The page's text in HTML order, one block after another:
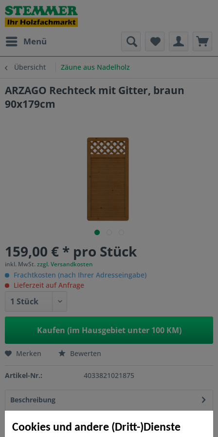
Cookies und andere (Dritt-)Dienste
Menü
Übersicht Zäune aus Nadelholz
ARZAGO Rechteck mit Gitter, braun
90x179cm
159,00 € * pro Stück
inkl. MwSt. zzgl. Versandkosten
Frachtkosten (nach Ihrer Adresseingabe)
Lieferzeit auf Anfrage
Kaufen (im Hausgebiet unter 100 KM)
Merken Bewerten
Artikel-Nr.: 4033821021875
Beschreibung
ARZAGO kann direkt aufgebaut werden, da die Elemente
werkseitig bereits mit einer Lasur behandelt...mehr